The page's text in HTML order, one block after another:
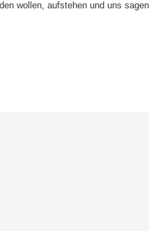
wollen, aufstehen und uns